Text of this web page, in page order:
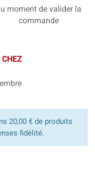
moment de valider la
commande
20,00 € de produits
fidélité.